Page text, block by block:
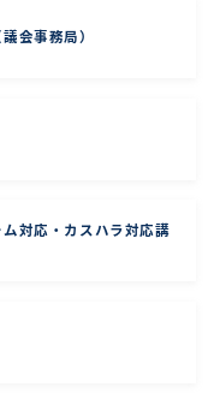
会事務局）
対応・カスハラ対応講